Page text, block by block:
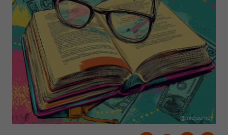
@midjourney